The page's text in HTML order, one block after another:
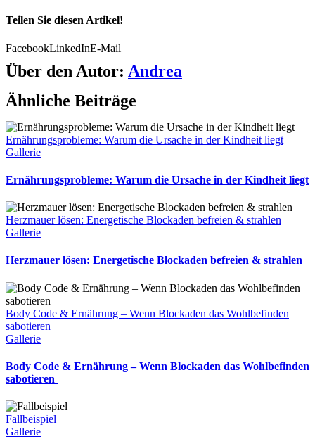
Teilen Sie diesen Artikel!
FacebookLinkedInE-Mail
Über den Autor: Andrea
Ähnliche Beiträge
Ernährungsprobleme: Warum die Ursache in der Kindheit liegt
Gallerie
Ernährungsprobleme: Warum die Ursache in der Kindheit liegt
Herzmauer lösen: Energetische Blockaden befreien & strahlen
Gallerie
Herzmauer lösen: Energetische Blockaden befreien & strahlen
Body Code & Ernährung – Wenn Blockaden das Wohlbefinden
sabotieren
Gallerie
Body Code & Ernährung – Wenn Blockaden das Wohlbefinden
sabotieren
Fallbeispiel
Gallerie